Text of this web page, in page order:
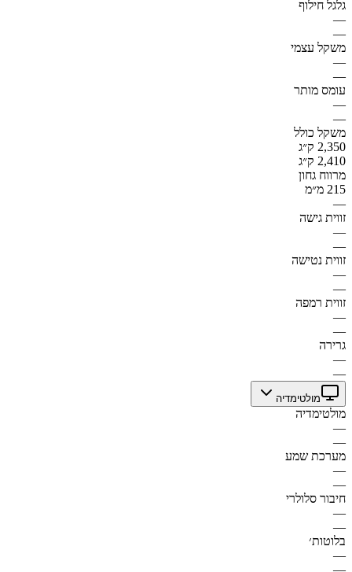
גלגל חילוף
—
—
משקל עצמי
—
—
עומס מותר
—
—
משקל כולל
2,350 ק״ג
2,410 ק״ג
מרווח גחון
215 מ״מ
—
זווית גישה
—
—
זווית נטישה
—
—
זווית רמפה
—
—
גרירה
—
—
מולטימדיה
מולטימדיה
—
—
מערכת שמע
—
—
חיבור סלולרי
—
—
בלוטות׳
—
—